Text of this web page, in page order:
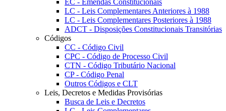
EC - Emendas Constitucionais
LC - Leis Complementares Anteriores à 1988
LC - Leis Complementares Posteriores à 1988
ADCT - Disposições Constitucionais Transitórias
Códigos
CC - Código Civil
CPC - Código de Processo Civil
CTN - Código Tributário Nacional
CP - Código Penal
Outros Códigos e CLT
Leis, Decretos e Medidas Provisórias
Busca de Leis e Decretos